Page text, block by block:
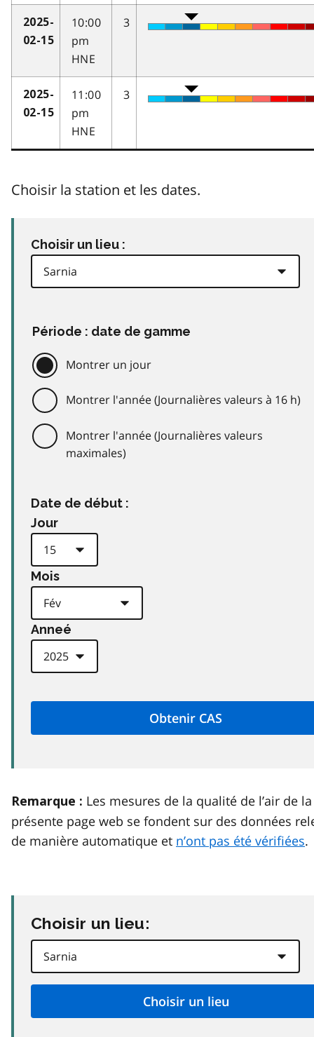
2025-
02-15
10:00
pm
HNE
3
2025-
02-15
11:00
pm
HNE
3
Choisir la station et les dates.
Choisir un lieu :
Période : date de gamme
Montrer un jour
Montrer l'année (Journalières valeurs à 16 h)
Montrer l'année (Journalières valeurs
maximales)
Date de début :
Jour
Mois
Anneé
Remarque : Les mesures de la qualité de l’air de la
présente page web se fondent sur des données
de manière automatique et n’ont pas été vérifiées.
Choisir un lieu: